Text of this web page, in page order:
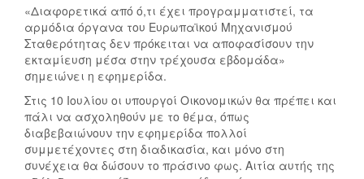
«Διαφορετικά από ό,τι έχει προγραμματιστεί, τα
αρμόδια όργανα του Ευρωπαϊκού Μηχανισμού
Σταθερότητας δεν πρόκειται να αποφασίσουν την
εκταμίευση μέσα στην τρέχουσα εβδομάδα»
σημειώνει η εφημερίδα.
Στις 10 Ιουλίου οι υπουργοί Οικονομικών θα πρέπει και
πάλι να ασχοληθούν με το θέμα, όπως
διαβεβαιώνουν την εφημερίδα πολλοί
συμμετέχοντες στη διαδικασία, και μόνο στη
συνέχεια θα δώσουν το πράσινο φως. Αιτία αυτής της
Ο
Π
Ο
Θ
Α
Κ
Α
Σ
Α
Κ
Α
Τ
Ο
Σ